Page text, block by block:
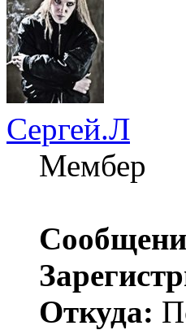
Сергей.Л
Мембер
Откуда: